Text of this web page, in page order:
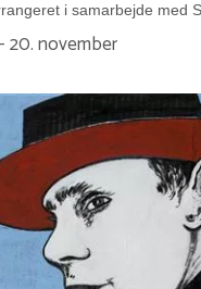
i samarbejde med
20. november